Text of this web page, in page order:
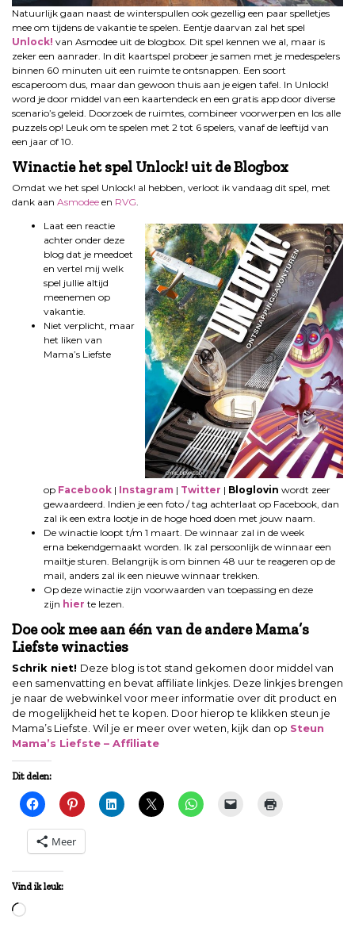
Natuurlijk gaan naast de winterspullen ook gezellig een paar spelletjes
mee om tijdens de vakantie te spelen. Eentje daarvan zal het spel
Unlock! van Asmodee uit de blogbox. Dit spel kennen we al, maar is
zeker een aanrader. In dit kaartspel probeer je samen met je medespelers
binnen 60 minuten uit een ruimte te ontsnappen. Een soort
escaperoom dus, maar dan gewoon thuis aan je eigen tafel. In Unlock!
word je door middel van een kaartendeck en een gratis app door diverse
scenario’s geleid. Doorzoek de ruimtes, combineer voorwerpen en los alle
puzzels op! Leuk om te spelen met 2 tot 6 spelers, vanaf de leeftijd van
een jaar of 10.
Winactie het spel Unlock! uit de Blogbox
Omdat we het spel Unlock! al hebben, verloot ik vandaag dit spel, met
dank aan Asmodee en RVG.
Laat een reactie
achter onder deze
blog dat je meedoet
en vertel mij welk
spel jullie altijd
meenemen op
vakantie.
Niet verplicht, maar
het liken van
Mama’s Liefste
op Facebook | Instagram | Twitter | Bloglovin wordt zeer
gewaardeerd. Indien je een foto / tag achterlaat op Facebook, dan
zal ik een extra lootje in de hoge hoed doen met jouw naam.
De winactie loopt t/m 1 maart. De winnaar zal in de week
erna bekendgemaakt worden. Ik zal persoonlijk de winnaar een
mailtje sturen. Belangrijk is om binnen 48 uur te reageren op de
mail, anders zal ik een nieuwe winnaar trekken.
Op deze winactie zijn voorwaarden van toepassing en deze
zijn hier te lezen.
Doe ook mee aan één van de andere Mama’s
Liefste winacties
Schrik niet! Deze blog is tot stand gekomen door middel van
een samenvatting en bevat affiliate linkjes. Deze linkjes brengen
je naar de webwinkel voor meer informatie over dit product en
de mogelijkheid het te kopen. Door hierop te klikken steun je
Mama’s Liefste. Wil je er meer over weten, kijk dan op Steun
Mama’s Liefste – Affiliate
Dit delen:
Meer
Vind ik leuk:
Aan